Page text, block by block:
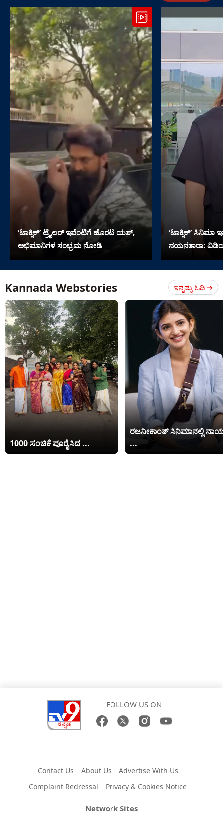
‘ಟಾಕ್ಸಿಕ್’ ಟ್ರೈಲರ್ ಇವೆಂಟಿಗೆ ಹೊರಟ ಯಶ್,
ಅಭಿಮಾನಿಗಳ ಸಂಭ್ರಮ ನೋಡಿ
‘ಟಾಕ್ಸಿಕ್’
ನಯನತಾರಾ:
Kannada Webstories ಇನ್ನಷ್ಟು ಓದಿ
1000 ಸಂಚಿಕೆ ಪೂರೈಸಿದ ...
ರಜನೀಕಾಂತ್ ಸಿನಿಮಾನಲ್ಲಿ
...
FOLLOW US ON
Contact Us About Us
Advertise With Us
Complaint Redressal
Privacy & Cookies Notice
Network Sites